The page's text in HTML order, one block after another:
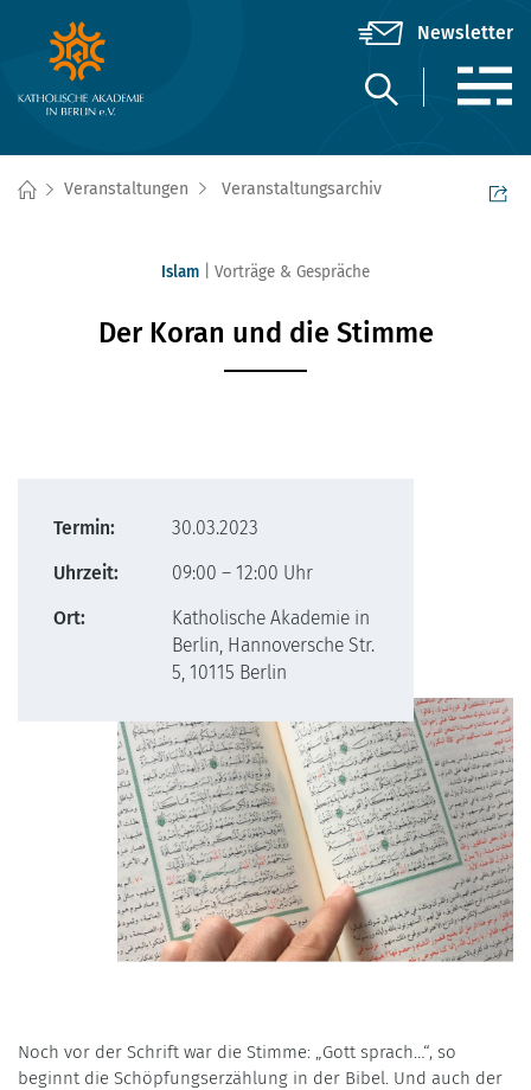
Veranstaltungen Veranstaltungsarchiv
Islam Vorträge & Gespräche
Der Koran und die Stimme
Termin:
30.03.2023
Uhrzeit:
09:00 – 12:00 Uhr
Ort:
Katholische Akademie in
Berlin, Hannoversche Str.
5, 10115 Berlin
Noch vor der Schrift war die Stimme: „Gott sprach…“, so
beginnt die Schöpfungserzählung in der Bibel. Und auch der